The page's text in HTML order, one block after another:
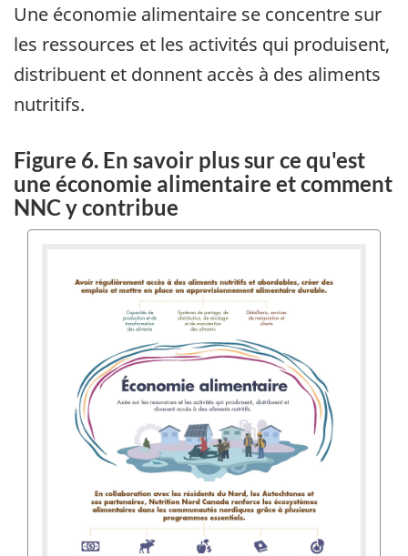
Une économie alimentaire se concentre sur
les ressources et les activités qui produisent,
distribuent et donnent accès à des aliments
nutritifs.
Figure 6. En savoir plus sur ce qu'est
une économie alimentaire et comment
NNC y contribue